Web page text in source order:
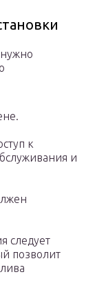
к
и
следует
позволит